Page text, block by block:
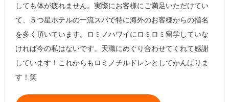
しても体が疲れません。実際にお客様にご満足いただけてい
て、５つ星ホテルの一流スパで特に海外のお客様からの指名
を多く頂いています。ロミノハワイにロミロミ留学していな
ければ今の私はないです。天職にめぐり合わせてくれて感謝
しています！これからもロミノチルドレンとしてかんばりま
す！笑